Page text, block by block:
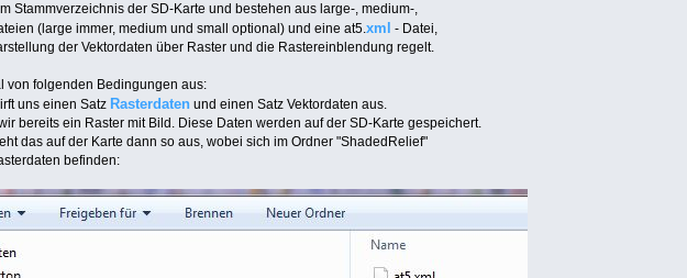
Stammverzeichnis der SD-Karte und bestehen aus large-, medium-,
(large immer, medium und small optional) und eine at5.xml - Datei,
der Vektordaten über Raster und die Rastereinblendung regelt.
von folgenden Bedingungen aus:
uns einen Satz Rasterdaten und einen Satz Vektordaten aus.
bereits ein Raster mit Bild. Diese Daten werden auf der SD-Karte gespeichert.
das auf der Karte dann so aus, wobei sich im Ordner "ShadedRelief"
befinden: